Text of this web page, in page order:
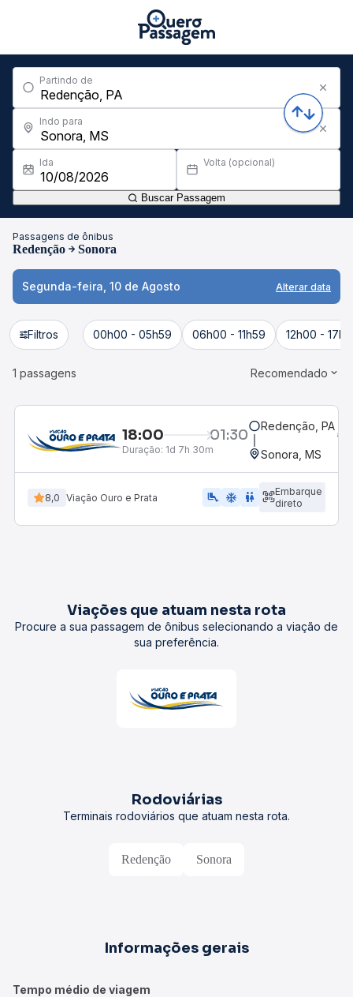
Partindo de
Indo para
Ida Volta (opcional)
Buscar Passagem
Passagens de ônibus
Redenção Sonora
Segunda-feira, 10 de Agosto Alterar data
Filtros 00h00 - 05h59 06h00 - 11h59 12h00 -
1 passagens Recomendado
18:00 01:30
Duração: 1d 7h 30m
Redenção, PA
Sonora, MS
8,0 Viação Ouro e Prata airline_seat_legroom_extra ac_unit WC
Embarque
direto
Viações que atuam nesta rota
Procure a sua passagem de ônibus selecionando a viação de
sua preferência.
Rodoviárias
Terminais rodoviários que atuam nesta rota.
Redenção Sonora
Informações gerais
Tempo médio de viagem